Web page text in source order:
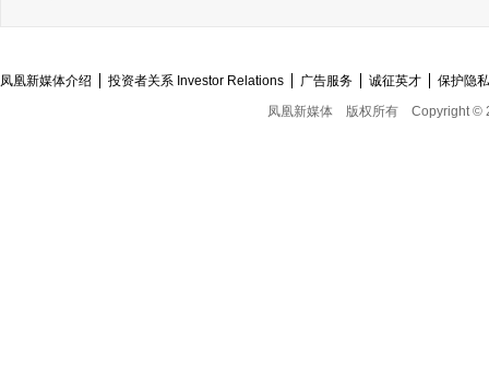
凤凰新媒体介绍 投资者关系 Investor Relations 广告服务 诚征英才
保护隐
凤凰新媒体
版权所有 Copyright ©